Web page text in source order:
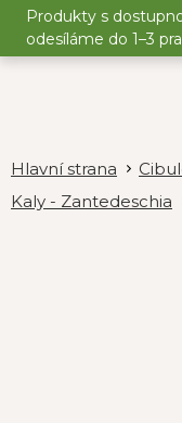
Přejít
obsah
Produkty s
odesíláme do 1–3
Kaly - Zantedeschia